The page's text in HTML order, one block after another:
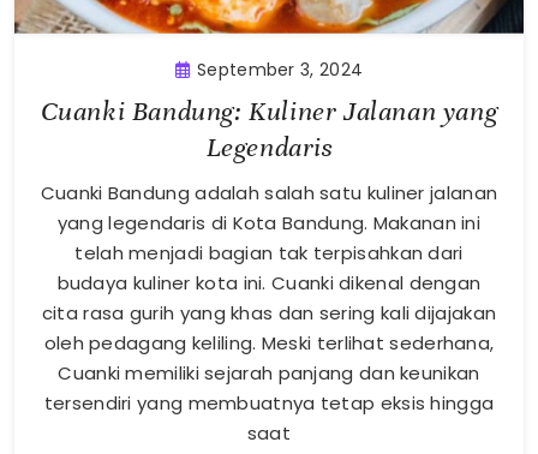
September 3, 2024
Cuanki Bandung: Kuliner Jalanan yang
Legendaris
Cuanki Bandung adalah salah satu kuliner jalanan
yang legendaris di Kota Bandung. Makanan ini
telah menjadi bagian tak terpisahkan dari
budaya kuliner kota ini. Cuanki dikenal dengan
cita rasa gurih yang khas dan sering kali dijajakan
oleh pedagang keliling. Meski terlihat sederhana,
Cuanki memiliki sejarah panjang dan keunikan
tersendiri yang membuatnya tetap eksis hingga
saat